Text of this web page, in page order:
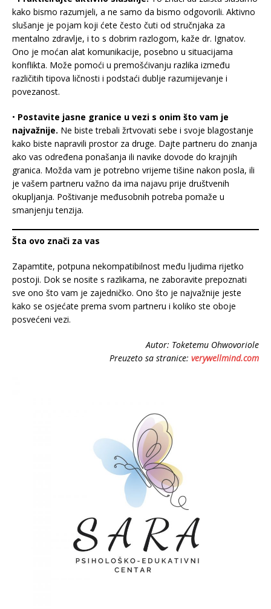
kako bismo razumjeli, a ne samo da bismo odgovorili. Aktivno
slušanje je pojam koji ćete često čuti od stručnjaka za
mentalno zdravlje, i to s dobrim razlogom, kaže dr. Ignatov.
Ono je moćan alat komunikacije, posebno u situacijama
konflikta. Može pomoći u premošćivanju razlika između
različitih tipova ličnosti i podstaći dublje razumijevanje i
povezanost.
• Postavite jasne granice u vezi s onim što vam je
najvažnije. Ne biste trebali žrtvovati sebe i svoje blagostanje
kako biste napravili prostor za druge. Dajte partneru do znanja
ako vas određena ponašanja ili navike dovode do krajnjih
granica. Možda vam je potrebno vrijeme tišine nakon posla, ili
je vašem partneru važno da ima najavu prije društvenih
okupljanja. Poštivanje međusobnih potreba pomaže u
smanjenju tenzija.
Šta ovo znači za vas
Zapamtite, potpuna nekompatibilnost među ljudima rijetko
postoji. Dok se nosite s razlikama, ne zaboravite prepoznati
sve ono što vam je zajedničko. Ono što je najvažnije jeste
kako se osjećate prema svom partneru i koliko ste oboje
posvećeni vezi.
Autor: Toketemu Ohwovoriole
Preuzeto sa stranice: verywellmind.com